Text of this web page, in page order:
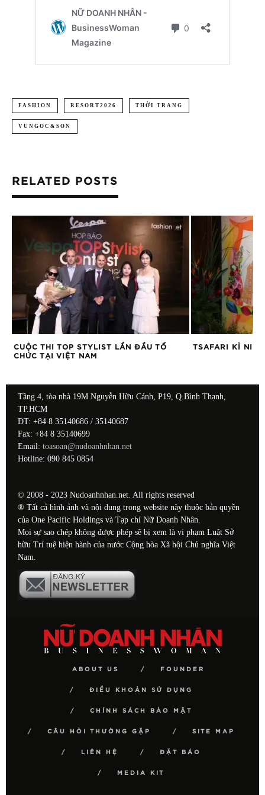
FASHION RESORT2026 THỜI TRANG
VUNGOC&SON
RELATED POSTS
TSAFARI KỈ NIỆM 12 NĂM THÀNH LẬP
4 CÁCH ĐỐI
Tầng 4, tòa nhà 19M Nguyễn Hữu Cảnh, P19, Q.Bình Thạnh,
TP.HCM
ĐT: +84 8 35140686 / 35140687
Fax: +84 8 35140699
Email: toasoan@nudoanhnhan.net
Hotline: 090 845 0854
© 2008 - 2023 Nudoanhnhan.net. All rights reserved
® Tất cả hình ảnh và nội dung trong website này thuộc bản quyền
của One Pacific Holdings và Tạp chí Nữ Doanh Nhân.
Mọi sự sao chép không được phép sẽ bị xem là vi phạm Luật Sở
hữu Trí tuệ hiện hành của nước Cộng hòa Xã hội Chủ nghĩa Việt
Nam.
ABOUT US FOUNDER
ĐIỀU KHOẢN SỬ DỤNG
CHÍNH SÁCH BẢO MẬT
CÂU HỎI THƯỜNG GẶP SITE MAP
LIÊN HỆ ĐẶT BÁO
MEDIA KIT